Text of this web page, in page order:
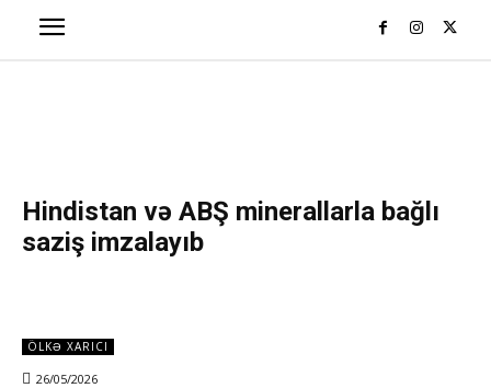
Hindistan və ABŞ minerallarla bağlı
saziş imzalayıb
ÖLKƏ XARICI
26/05/2026